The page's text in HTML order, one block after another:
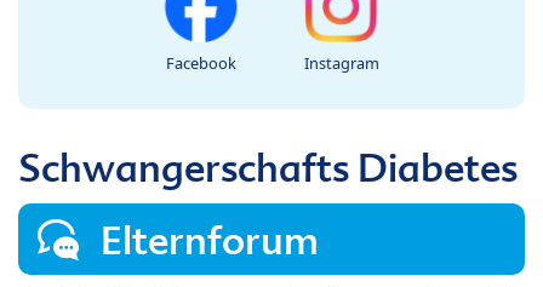
Facebook Instagram
Schwangerschafts Diabetes
Elternforum